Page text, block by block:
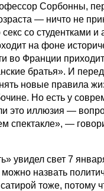
Сорбонны,
— ничто не
со студентками и
на фоне
во Франции
братья». И
новые правила
Но есть у
это иллюзия —
спектакле», —
увидел свет 7
назвать
тоже, потому